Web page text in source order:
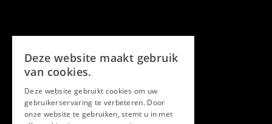
Facebook
Twitter
Deze website maakt gebruik
van cookies.
Deze website gebruikt cookies om uw
gebruikerservaring te verbeteren. Door
onze website te gebruiken, stemt u in met